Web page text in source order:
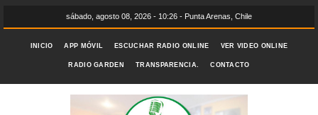
sábado, agosto 08, 2026 - 10:26 - Punta Arenas, Chile
INICIO APP MÓVIL ESCUCHAR RADIO ONLINE VER VIDEO ONLINE
RADIO GARDEN TRANSPARENCIA. CONTACTO